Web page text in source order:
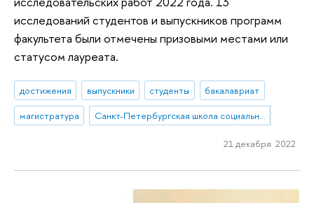
исследований студентов и выпускников программ
факультета были отмечены призовыми местами или
статусом лауреата.
достижения выпускники студенты
бакалавриат
магистратура
Санкт-Петербургская школа социальных наук
21 декабря 2022